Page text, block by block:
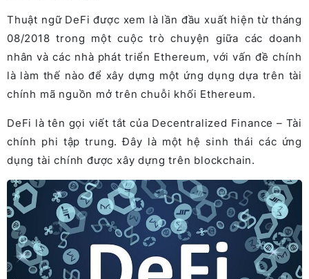
Thuật ngữ DeFi được xem là lần đầu xuất hiện từ tháng
08/2018 trong một cuộc trò chuyện giữa các doanh
nhân và các nhà phát triển Ethereum, với vấn đề chính
là làm thế nào để xây dựng một ứng dụng dựa trên tài
chính mã nguồn mở trên chuỗi khối Ethereum.
DeFi là tên gọi viết tắt của Decentralized Finance – Tài
chính phi tập trung. Đây là một hệ sinh thái các ứng
dụng tài chính được xây dựng trên blockchain.